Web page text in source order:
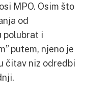
MPO. Osim što
od
polubrat i
putem, njeno je
čitav niz odredbi